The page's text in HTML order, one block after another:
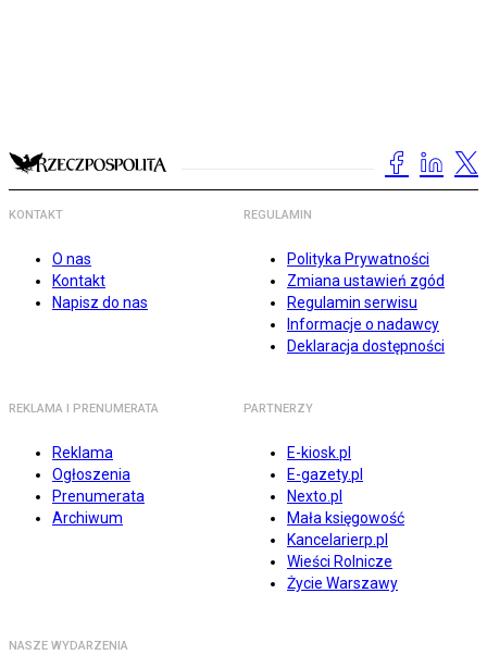
KONTAKT
O nas
Kontakt
Napisz do nas
REGULAMIN
Polityka Prywatności
Zmiana ustawień zgód
Regulamin serwisu
Informacje o nadawcy
Deklaracja dostępności
REKLAMA I PRENUMERATA
Reklama
Ogłoszenia
Prenumerata
Archiwum
PARTNERZY
E-kiosk.pl
E-gazety.pl
Nexto.pl
Mała księgowość
Kancelarierp.pl
Wieści Rolnicze
Życie Warszawy
NASZE WYDARZENIA